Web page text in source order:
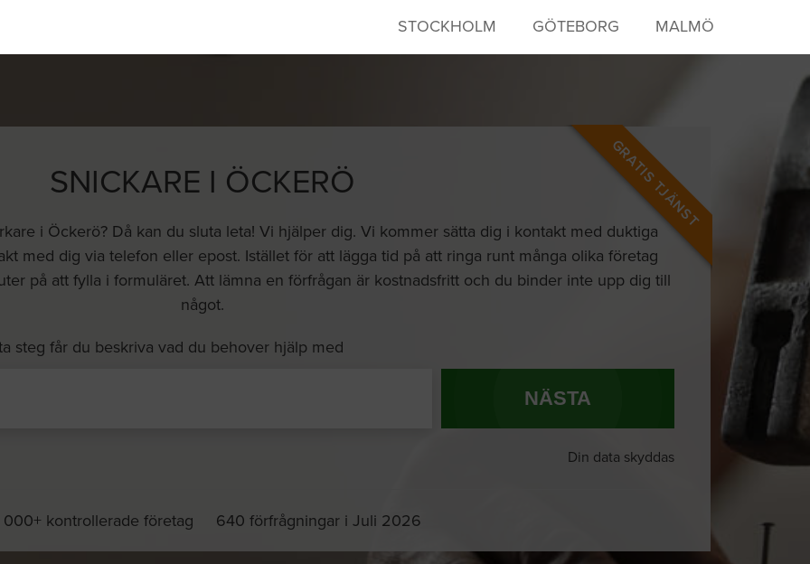
STOCKHOLM GÖTEBORG MALMÖ
GRATIS TJÄNST
SNICKARE I ÖCKERÖ
i Öckerö? Då kan du sluta leta! Vi hjälper dig. Vi kommer sätta dig i kontakt med duktiga
med dig via telefon eller epost. Istället för att lägga tid på att ringa runt många olika företag
på att fylla i formuläret. Att lämna en förfrågan är kostnadsfritt och du binder inte upp dig till
något.
steg får du beskriva vad du behover hjälp med
NÄSTA
Din data skyddas
000+ kontrollerade företag 640 förfrågningar i Juli 2026